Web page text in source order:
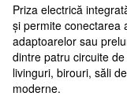
Priza electrică
și permite conectarea
adaptoarelor sau
dintre patru circuite
livinguri, birouri, săli
moderne.